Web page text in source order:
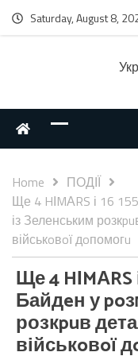
Saturday, August 8,
Home
ПОДІЇ
Ще 4 HІMАRS і 16
із Зеленським
військoвoї дoпомогu
Ще 4
Байдeн у
розкpuв
військoвoї